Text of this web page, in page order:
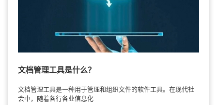
文档管理工具是什么？
文档管理工具是一种用于管理和组织文件的软件工具。在现代社
会中，随着各行各业信息化